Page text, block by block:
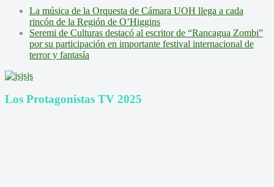
La música de la Orquesta de Cámara UOH llega a cada
rincón de la Región de O’Higgins
Seremi de Culturas destacó al escritor de “Rancagua Zombi”
por su participación en importante festival internacional de
terror y fantasía
Los Protagonistas TV 2025